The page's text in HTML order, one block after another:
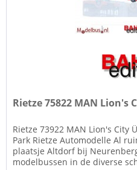
Rietze 75822 MAN Lion's
Rietze 73922 MAN Lion's City
Park Rietze Automodelle Al
plaatsje Altdorf bij
modelbussen in de diverse